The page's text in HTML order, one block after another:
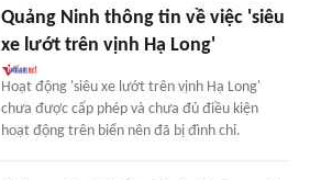
Quảng Ninh thông tin về việc 'siêu
xe lướt trên vịnh Hạ Long'
Hoạt động 'siêu xe lướt trên vịnh Hạ Long'
chưa được cấp phép và chưa đủ điều kiện
hoạt động trên biển nên đã bị đình chỉ.